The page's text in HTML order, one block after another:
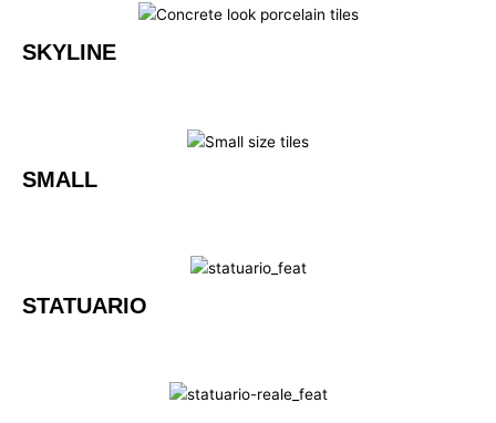
SKYLINE
SMALL
STATUARIO